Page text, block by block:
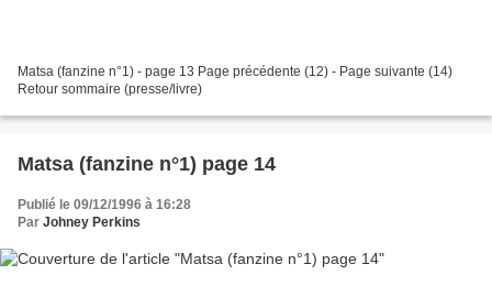
Matsa (fanzine n°1) - page 13 Page précédente (12) - Page suivante (14)
Retour sommaire (presse/livre)
Matsa (fanzine n°1) page 14
Publié le 09/12/1996 à 16:28
Par Johney Perkins